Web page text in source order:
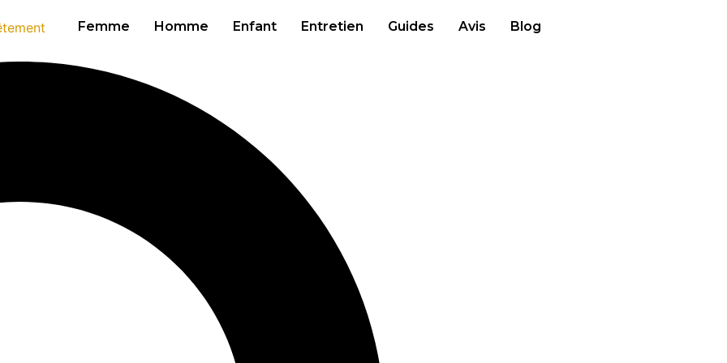
Femme Homme Enfant Entretien Guides Avis Blog